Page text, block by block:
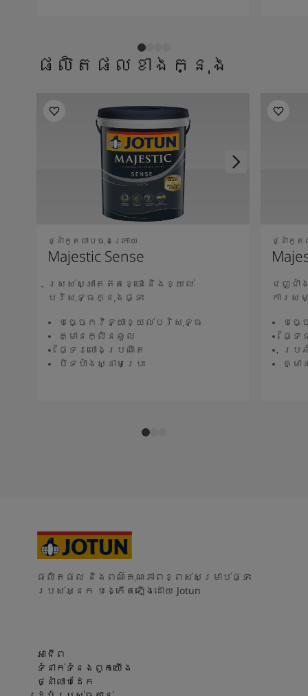
ផលិតផលខាងក្នុង
ថ្នាំកូតលាបចុងក្រោយ
Majestic Sense
ស្រស់ស្អាតឥតខ្ចោះ និងខ្យល់
បរិសុទ្ធក្នុងផ្ទះ
បច្ចេកវិទ្យាខ្យល់បរិសុទ្ធ
គ្មានក្លិនឆួល
ផ្ទៃរលោងប្រណិត
បិទបាំងស្នាមប្រេះ
ថ្នាំកូត
ជញ្ជាំ
ការស
បច្
ផ្ទ
ប្រ
គ្ម
ផលិតផល និងពណ៌គុណភាពខ្ពស់សម្រាប់ផ្ទះ
របស់អ្នក បង្កើតឡើងដោយ Jotun
អាជីព
ទំនាក់ទំនងពួកយើង
ថ្នាំលាបដែក